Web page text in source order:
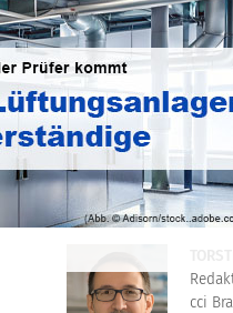
PETER
Zeitung,
cci
cci
E-
cci